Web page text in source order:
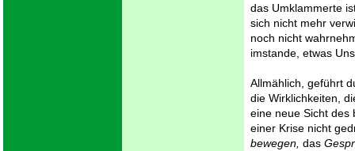
das Umklammerte
sich nicht mehr
noch nicht
imstande, etwas
Allmählich, geführt
die Wirklichkeiten,
eine neue Sicht des
einer Krise nicht
bewegen, das